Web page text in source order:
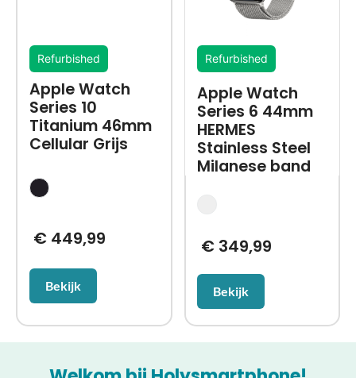
Refurbished
Apple Watch
Series 10
Titanium 46mm
Cellular Grijs
€449,99
Bekijk
Refurbished
Apple Watch
Series 6 44mm
HERMES
Stainless Steel
Milanese band
€ 349,99
Bekijk